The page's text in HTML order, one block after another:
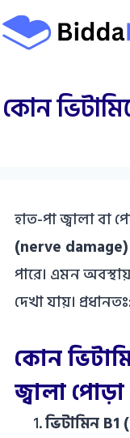
Skip
to
কোন
হাত-পা জ্বালা বা
(nerve damage)
পারে। এমন
দেখা যায়। প্রধানতঃ:
কোন
জ্বালা
ভিটামিন B1